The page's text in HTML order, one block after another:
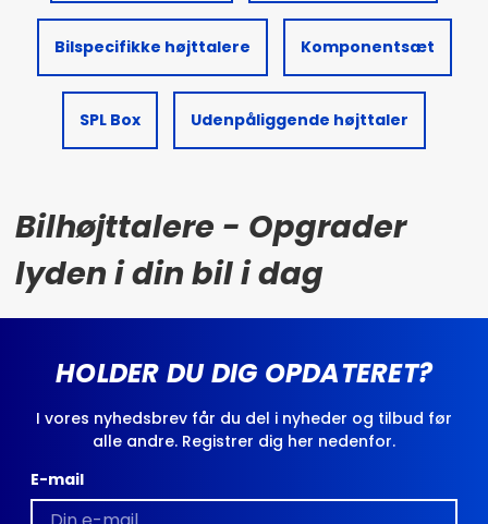
Bilspecifikke højttalere Komponentsæt
SPL Box Udenpåliggende højttaler
Bilhøjttalere - Opgrader
lyden i din bil i dag
HOLDER DU DIG OPDATERET?
I vores nyhedsbrev får du del i nyheder og tilbud før
alle andre. Registrer dig her nedenfor.
E-mail